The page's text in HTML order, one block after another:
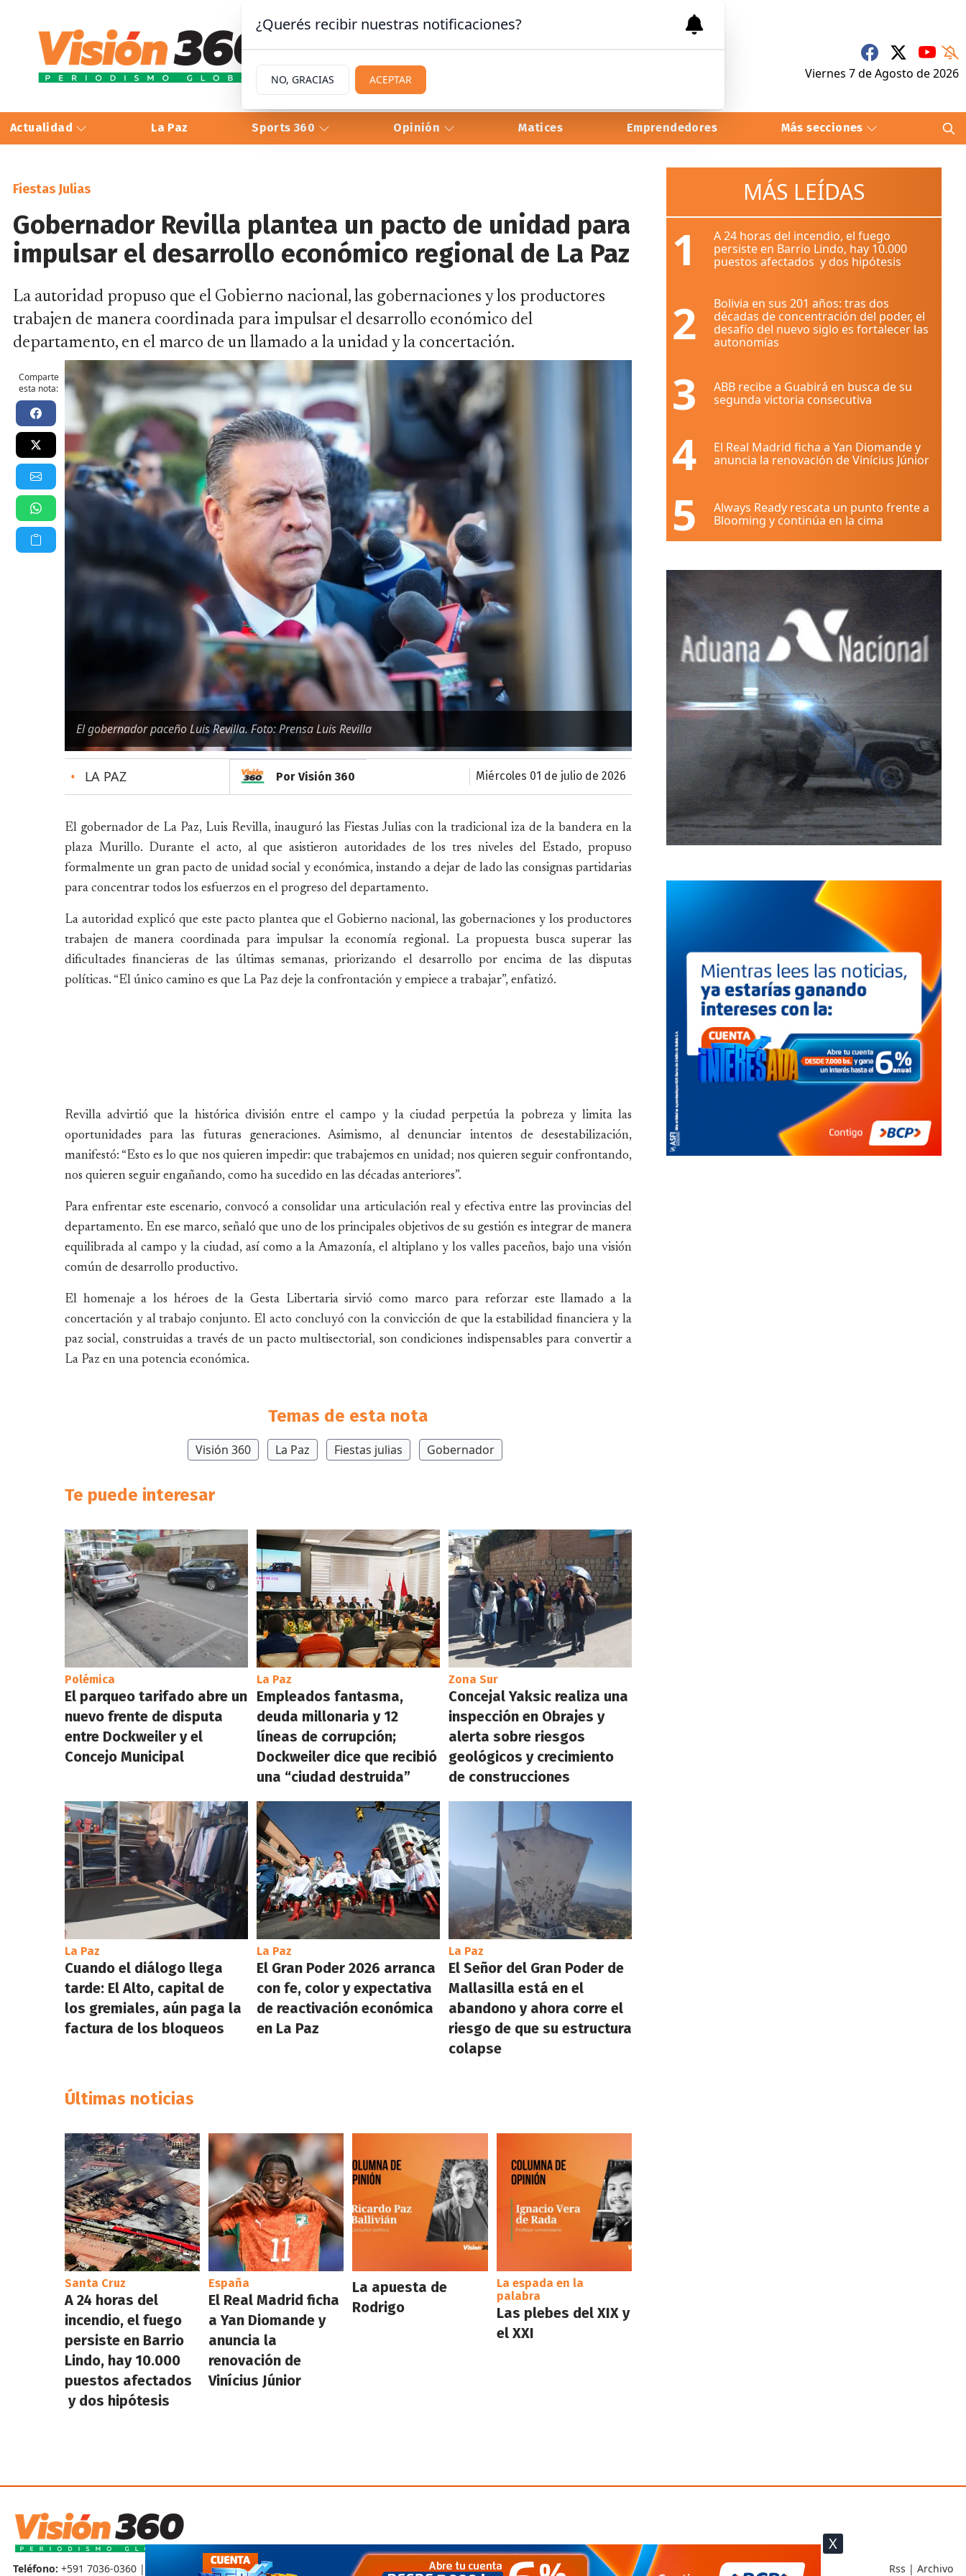
Viernes 7deAgosto de 2026
Actualidad La Paz Sports 360 Opinión Matices Emprendedores Más secciones
Fiestas Julias
Gobernador Revilla plantea un pacto de unidad para
impulsar el desarrollo económico regional de La Paz
La autoridad propuso que el Gobierno nacional, las gobernaciones y los productores
trabajen de manera coordinada para impulsar el desarrollo económico del
departamento, en el marco de un llamado a la unidad y la concertación.
Comparte
esta nota:
El gobernador paceño Luis Revilla. Foto: Prensa Luis Revilla
• LA PAZ Por Visión 360 miércoles 01 de julio de 2026
El gobernador de La Paz, Luis Revilla, inauguró las Fiestas Julias con la tradicional iza de la bandera en la
plaza Murillo. Durante el acto, al que asistieron autoridades de los tres niveles del Estado, propuso
formalmente un gran pacto de unidad social y económica, instando a dejar de lado las consignas partidarias
para concentrar todos los esfuerzos en el progreso del departamento.
La autoridad explicó que este pacto plantea que el Gobierno nacional, las gobernaciones y los productores
trabajen de manera coordinada para impulsar la economía regional. La propuesta busca superar las
dificultades financieras de las últimas semanas, priorizando el desarrollo por encima de las disputas
políticas. “El único camino es que La Paz deje la confrontación y empiece a trabajar”, enfatizó.
Revilla advirtió que la histórica división entre el campo y la ciudad perpetúa la pobreza y limita las
oportunidades para las futuras generaciones. Asimismo, al denunciar intentos de desestabilización,
manifestó: “Esto es lo que nos quieren impedir: que trabajemos en unidad; nos quieren seguir confrontando,
nos quieren seguir engañando, como ha sucedido en las décadas anteriores”.
Para enfrentar este escenario, convocó a consolidar una articulación real y efectiva entre las provincias del
departamento. En ese marco, señaló que uno de los principales objetivos de su gestión es integrar de manera
equilibrada al campo y la ciudad, así como a la Amazonía, el altiplano y los valles paceños, bajo una visión
común de desarrollo productivo.
El homenaje a los héroes de la Gesta Libertaria sirvió como marco para reforzar este llamado a la
concertación y al trabajo conjunto. El acto concluyó con la convicción de que la estabilidad financiera y la
paz social, construidas a través de un pacto multisectorial, son condiciones indispensables para convertir a
La Paz en una potencia económica.
Temas de esta nota
Visión 360 La Paz Fiestas julias Gobernador
Te puede interesar
Polémica
El parqueo tarifado abre un
nuevo frente de disputa
entre Dockweiler y el
Concejo Municipal
La Paz
Empleados fantasma,
deuda millonaria y 12
líneas de corrupción;
Dockweiler dice que recibió
una “ciudad destruida”
Zona Sur
Concejal Yaksic realiza una
inspección en Obrajes y
alerta sobre riesgos
geológicos y crecimiento
de construcciones
La Paz
Cuando el diálogo llega
tarde: El Alto, capital de
los gremiales, aún paga la
factura de los bloqueos
La Paz
El Gran Poder 2026 arranca
con fe, color y expectativa
de reactivación económica
en La Paz
La Paz
El Señor del Gran Poder de
Mallasilla está en el
abandono y ahora corre el
riesgo de que su estructura
colapse
Últimas noticias
Santa Cruz
A 24 horas del
incendio, el fuego
persiste en Barrio
Lindo, hay 10.000
puestos afectados
y dos hipótesis
España
El Real Madrid ficha
a Yan Diomande y
anuncia la
renovación de
Vinícius Júnior
La apuesta de
Rodrigo
La espada en la
palabra
Las plebes del XIX y
el XXI
MÁS LEÍDAS
1
A 24 horas del incendio, el fuego
persiste en Barrio Lindo, hay 10.000
puestos afectados y dos hipótesis
2
Bolivia en sus 201 años: tras dos
décadas de concentración del poder, el
desafío del nuevo siglo es fortalecer las
autonomías
3
ABB recibe a Guabirá en busca de su
segunda victoria consecutiva
4
El Real Madrid ficha a Yan Diomande y
anuncia la renovación de Vinícius Júnior
5
Always Ready rescata un punto frente a
Blooming y continúa en la cima
Teléfono: +591 7036-0360 | Rss | Archivo
X
¿Querés recibir nuestras notificaciones?
NO, GRACIAS ACEPTAR